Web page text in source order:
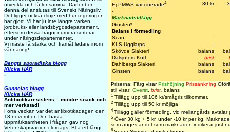
utveckla och få lönsamma. Därför bör
denna del anslutas till Svenskt Näringsliv.
Det ligger också i linje med hur regeringen
har gjort. Vi har ju inte längre varken
jordbruks- eller landsbygdsdepartement,
eftersom dessa frågor numera sorterar
under näringsdepartementet.
Vi måste få starka och framåt ledare inom
vår näring!.
Bengts sporadiska blogg
Klicka HÄR
-
Gunnelas blogg
Klicka HÄR
Antibiotikaresistens – mindre snack och
mer verkstad!
Förra veckan var det antibiotikadagen den
18 november. Den bästa
uppmärksamheten i frågan gav nog
Vetenskapsradion i lördags. Bl a ett långt
Ej PMWS-vaccinerade4 -30 kr
-
-
Marknadstillägg
Ginsten*
-
Balans i förmedling
Scan
-
KLS Ugglarps
-
Skövde Slakteri
balans
Dalsjöfors Kött
brist
Dahlbergs Slakteri
balans
Ginsten
balans
-
Priserna: Färg visarPrishöjning Prissänkning
stil visar: Överst brist, balans
1 Tillägg upp till 106 kr/smågris tillkommer.
2 Tillägg upp till 50 kr möjliga
4Tillägg gäller förmedling, vid mellangårds avtalar
5 Över 30 kg + 5 kr, under -10 kr per kg.
som anges är det som marknaden indikerar just
6